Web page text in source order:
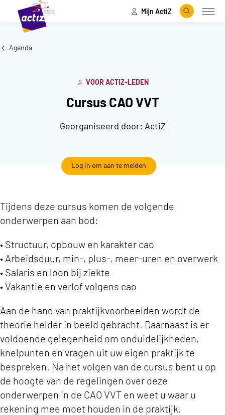
Naar hoofdinhoud
Naar menu Mijn ActiZ
Zoeken
Agenda
VOOR ACTIZ-LEDEN
Cursus CAO VVT
Georganiseerd door: ActiZ
Log in om aan te melden
Tijdens deze cursus komen de volgende
onderwerpen aan bod:
• Structuur, opbouw en karakter cao
• Arbeidsduur, min-, plus-, meer-uren en overwerk
• Salaris en loon bij ziekte
• Vakantie en verlof volgens cao
Aan de hand van praktijkvoorbeelden wordt de
theorie helder in beeld gebracht. Daarnaast is er
voldoende gelegenheid om onduidelijkheden,
knelpunten en vragen uit uw eigen praktijk te
bespreken. Na het volgen van de cursus bent u op
de hoogte van de regelingen over deze
onderwerpen in de CAO VVT en weet u waar u
rekening mee moet houden in de praktijk.